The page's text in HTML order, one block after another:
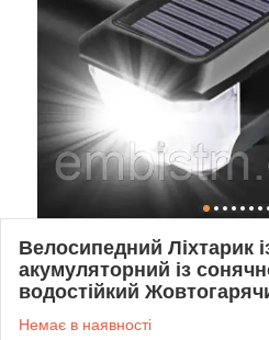
Велосипедний Ліхтарик
акумуляторний із
водостійкий
Немає в наявності